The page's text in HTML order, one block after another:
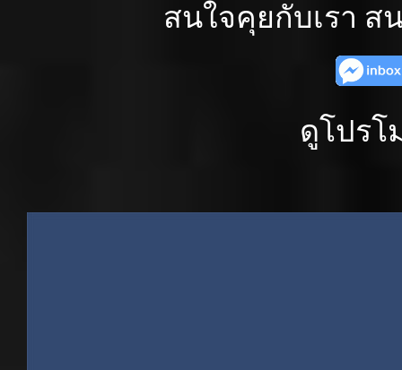
สนใจคุยกับเรา ส
ดูโปรโ